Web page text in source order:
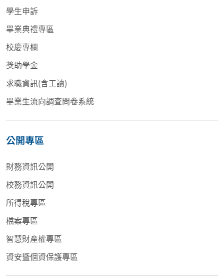
學生申訴
畢業典禮專區
校慶專欄
獎助學金
求職資訊(含工讀)
畢業生流向調查問卷系統
公開專區
財務資訊公開
校務資訊公開
所得稅專區
檔案專區
智慧財產權專區
資安暨個資保護專區